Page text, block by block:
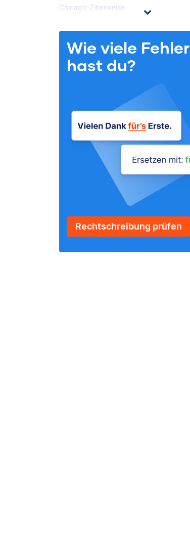
Chicago-Zitierweise
Wie viele Fehler
hast du?
Rechtschreibung prüfen